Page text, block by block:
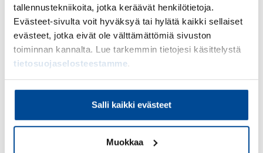
tallennustekniikoita, jotka keräävät henkilötietoja.
Evästeet-sivulta voit hyväksyä tai hylätä kaikki sellaiset
evästeet, jotka eivät ole välttämättömiä sivuston
toiminnan kannalta. Lue tarkemmin tietojesi käsittelystä
tietosuojaselosteestamme
Salli kaikki evästeet
Muokkaa
Ville Häkkinen, Nordea
– Haluamme Suomen Yrittäjäopiston strategian
mukaisesti olla tukemassa suomalaisia yrityksiä.
On hienoa, että Suomesta löytyy näin paljon
Kasvupolku: Yrityksille, jotka
haluavat kasvaa